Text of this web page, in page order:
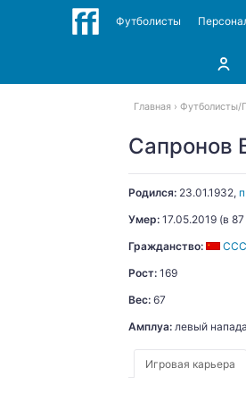
Футболисты
Главная Футболисты
Сапронов
Родился: 23.01.1932,
Умер: 17.05.2019 (в
Гражданство:
Рост: 169
Вес: 67
Амплуа: левый
Игровая карьера